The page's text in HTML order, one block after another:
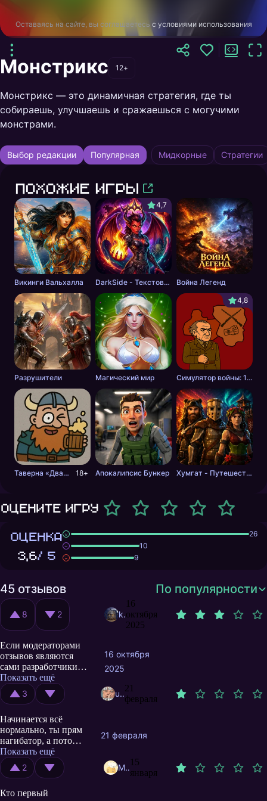
Оставаясь на сайте, вы соглашаетесь с условиями использования
Монстрикс 12+
Монстрикс — это динамичная стратегия, где ты
собираешь, улучшаешь и сражаешься с могучими
монстрами.
Выбор редакции Популярная Мидкорные Стратегии
Похожие игры
Викинги Вальхалла
4,7
DarkSide - Текстовая РПГ Война Легенд
Разрушители Магический мир
4,8
Симулятор войны: 1985
Таверна «Дважды Гусь» 18+ Апокалипсис Бункер Хумгат - Путешествие Между Мирами
Оцените игру
ОЦЕНКА
3,6/ 5
26
10
9
45 отзывов По популярности
8 2 kodiluck
16
октября
2025
Если модераторами
отзывов являются
сами разработчики
игры, игра априори
не может быть
хорошей. Особенно,
отзывы от
большинства игроков
и показывать только
тому, кто его
написал.
Показать ещё
16 октября
2025
3 user10258250
21
февраля
Начинается всё
нормально, ты прям
нагибатор, а потом...
В обычных боях за
сундуки прям
начинаешь
играет против тебя,
Показать ещё
21 февраля
2 MaxFroi
15
января
Кто первый